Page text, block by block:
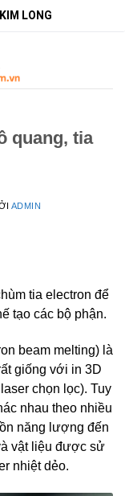
LONG
quang, tia
ADMIN
tia electron để
tạo các bộ phận.
beam melting) là
giống với in 3D
chọn lọc). Tuy
nhau theo nhiều
năng lượng đến
vật liệu được sử
nhiệt dẻo.